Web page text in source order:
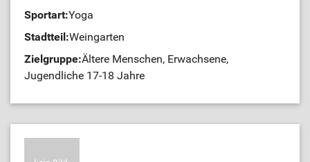
Sportart:Yoga
Stadtteil:Weingarten
Zielgruppe:Ältere Menschen, Erwachsene,
Jugendliche 17-18 Jahre